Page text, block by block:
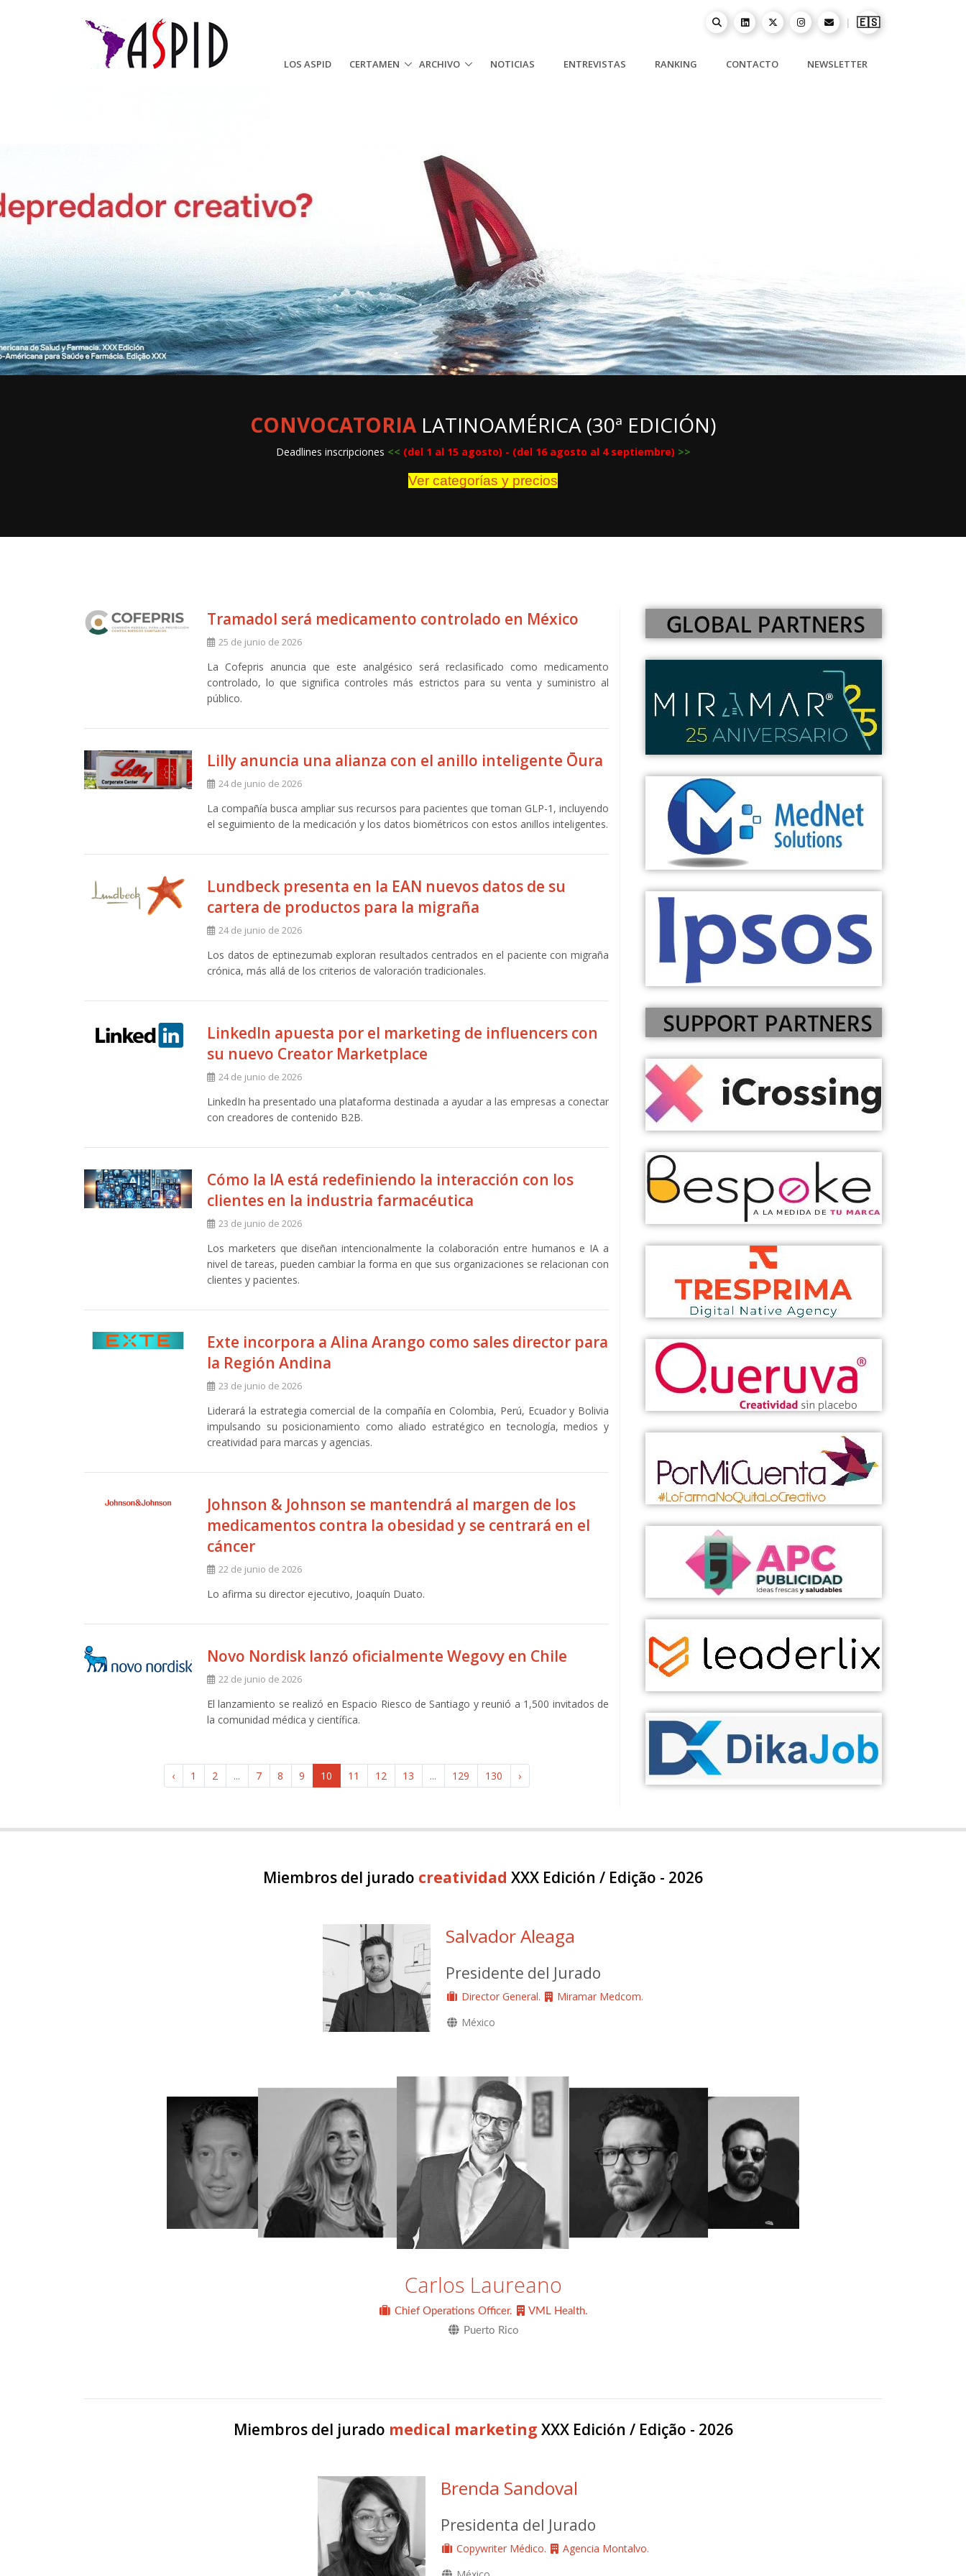
| 🇪🇸
LOS ASPID CERTAMEN ARCHIVO NOTICIAS ENTREVISTAS RANKING CONTACTO NEWSLETTER
CONVOCATORIALATINOAMÉRICA (30ª EDICIÓN)
Deadlines inscripciones << (del 1 al 15 agosto) - (del 16 agosto al 4 septiembre) >>
Ver categorías y precios
Tramadol será medicamento controlado en México
25 de junio de 2026
La Cofepris anuncia que este analgésico será reclasificado como medicamento
controlado, lo que significa controles más estrictos para su venta y suministro al
público.
Lilly anuncia una alianza con el anillo inteligente Ōura
24 de junio de 2026
La compañía busca ampliar sus recursos para pacientes que toman GLP-1, incluyendo
el seguimiento de la medicación y los datos biométricos con estos anillos inteligentes.
Lundbeck presenta en la EAN nuevos datos de su
cartera de productos para la migraña
24 de junio de 2026
Los datos de eptinezumab exploran resultados centrados en el paciente con migraña
crónica, más allá de los criterios de valoración tradicionales.
LinkedIn apuesta por el marketing de influencers con
su nuevo Creator Marketplace
24 de junio de 2026
LinkedIn ha presentado una plataforma destinada a ayudar a las empresas a conectar
con creadores de contenido B2B.
Cómo la IA está redefiniendo la interacción con los
clientes en la industria farmacéutica
23 de junio de 2026
Los marketers que diseñan intencionalmente la colaboración entre humanos e IA a
nivel de tareas, pueden cambiar la forma en que sus organizaciones se relacionan con
clientes y pacientes.
Exte incorpora a Alina Arango como sales director para
la Región Andina
23 de junio de 2026
Liderará la estrategia comercial de la compañía en Colombia, Perú, Ecuador y Bolivia
impulsando su posicionamiento como aliado estratégico en tecnología, medios y
creatividad para marcas y agencias.
Johnson & Johnson se mantendrá al margen de los
medicamentos contra la obesidad y se centrará en el
cáncer
22 de junio de 2026
Lo afirma su director ejecutivo, Joaquín Duato.
Novo Nordisk lanzó oficialmente Wegovy en Chile
22 de junio de 2026
El lanzamiento se realizó en Espacio Riesco de Santiago y reunió a 1,500 invitados de
la comunidad médica y científica.
‹ 1 2 ... 7 8 9 10 11 12 13 ... 129 130 ›
Miembros del jurado creatividad XXX Edición / Edição - 2026
Salvador Aleaga
Presidente del Jurado
Director General.
Miramar Medcom.
México
Carlos Laureano
Chief Operations Officer.
VML Health.
Puerto Rico
Miembros del jurado medical marketing XXX Edición / Edição - 2026
Brenda Sandoval
Presidenta del Jurado
Copywriter Médico.
Agencia Montalvo.